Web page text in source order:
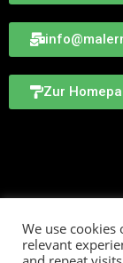
Zur
We use
relevant